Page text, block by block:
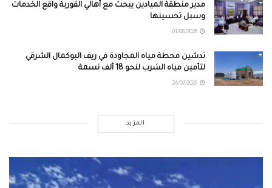
مدير منطقة الميادين يبحث مع أهالي القورية واقع الخدمات
وسبل تحسينها
تدشين محطة مياه المجاودة في ريف البوكمال الشرقي
لتأمين مياه الشرب لنحو 18 ألف نسمة
المزيد